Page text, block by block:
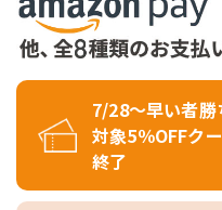
7/28～早い者
対象5％OFFク
終了